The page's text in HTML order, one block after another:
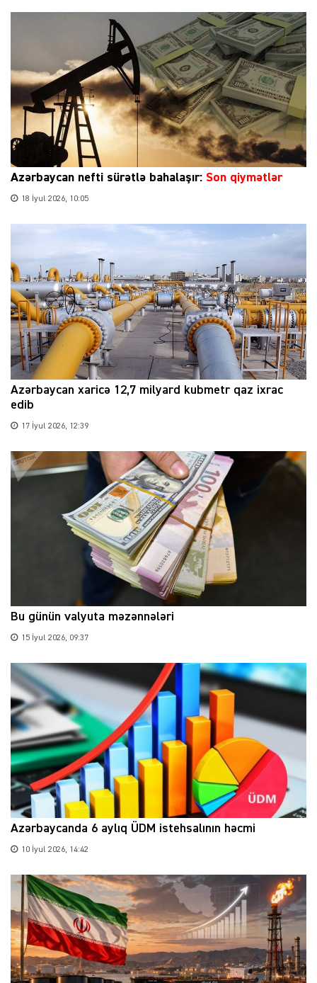
Azərbaycan nefti sürətlə bahalaşır: Son qiymətlər
18 İyul 2026, 10:05
Azərbaycan xaricə 12,7 milyard kubmetr qaz ixrac
edib
17 İyul 2026, 12:39
Bu günün valyuta məzənnələri
15 İyul 2026, 09:37
Azərbaycanda 6 aylıq ÜDM istehsalının həcmi
10 İyul 2026, 14:42